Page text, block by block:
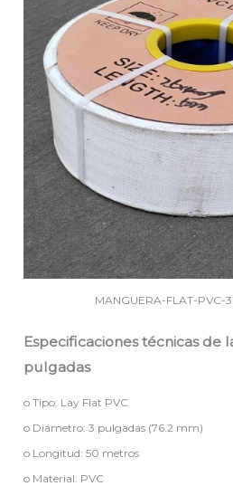
MANGUERA-FLAT-PVC-
Especificaciones técnicas de
pulgadas
o Tipo: Lay Flat PVC
o Diámetro: 3 pulgadas (76.2 mm)
o Longitud: 50 metros
o Material: PVC